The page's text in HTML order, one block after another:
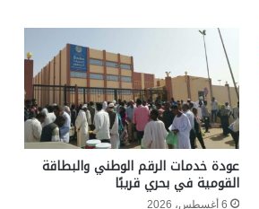
عودة خدمات الرقم الوطني والبطاقة
القومية في بحري قريبًا
6 أغسطس، 2026